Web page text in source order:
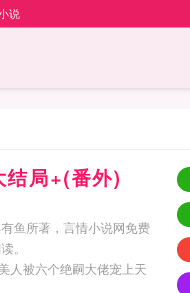
说
结局+(番外)
鱼所著，言情小说网免费
。